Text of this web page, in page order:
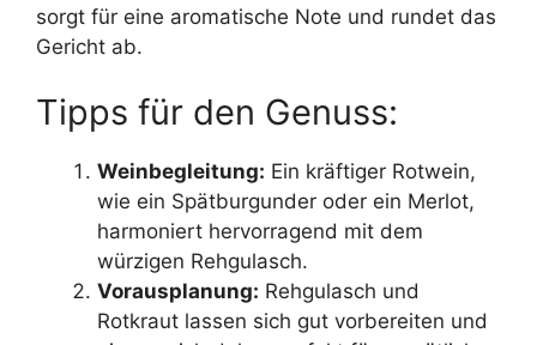
sorgt für eine aromatische Note und rundet das
Gericht ab.
Tipps für den Genuss:
Weinbegleitung: Ein kräftiger Rotwein,
wie ein Spätburgunder oder ein Merlot,
harmoniert hervorragend mit dem
würzigen Rehgulasch.
Vorausplanung: Rehgulasch und
Rotkraut lassen sich gut vorbereiten und